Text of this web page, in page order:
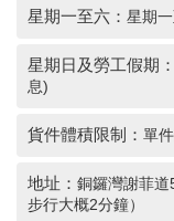
星期一至六： 星期
星期日及勞工假期：
息)
貨件體積限制： 單
地址： 銅鑼灣謝菲道
步行大概2分鐘）